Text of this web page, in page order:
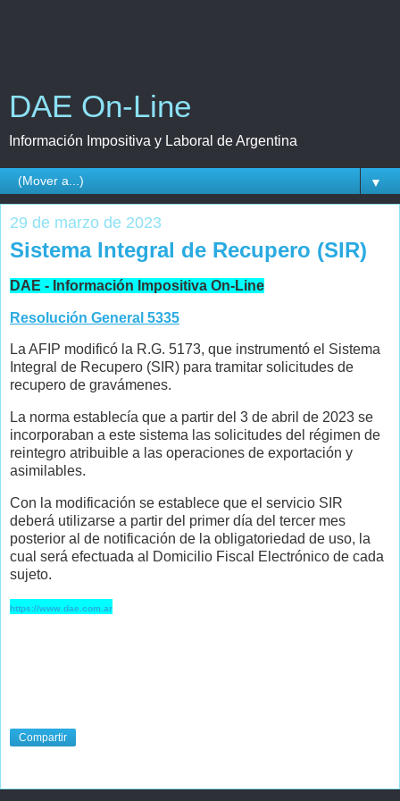
DAE On-Line
Información Impositiva y Laboral de Argentina
▼
29 de marzo de 2023
Sistema Integral de Recupero (SIR)
DAE - Información Impositiva On-Line
Resolución General 5335
La AFIP modificó la R.G. 5173, que instrumentó el Sistema
Integral de Recupero (SIR) para tramitar solicitudes de
recupero de gravámenes.
La norma establecía que a partir del 3 de abril de 2023 se
incorporaban a este sistema las solicitudes del régimen de
reintegro atribuible a las operaciones de exportación y
asimilables.
Con la modificación se establece que el servicio SIR
deberá utilizarse a partir del primer día del tercer mes
posterior al de notificación de la obligatoriedad de uso, la
cual será efectuada al Domicilio Fiscal Electrónico de cada
sujeto.
https://www.dae.com.ar
Compartir